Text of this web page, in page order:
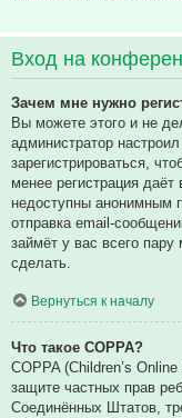
Вход на
Зачем мне нужно
Вы можете этого и не
администратор
зарегистрироваться,
менее регистрация
недоступны анонимным
отправка email-
займёт у вас всего
сделать.
Вернуться к началу
Что такое COPPA?
COPPA (Children’s
защите частных прав
Соединённых Штатов,